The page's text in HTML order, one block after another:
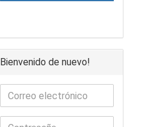
Bienvenido de nuevo!